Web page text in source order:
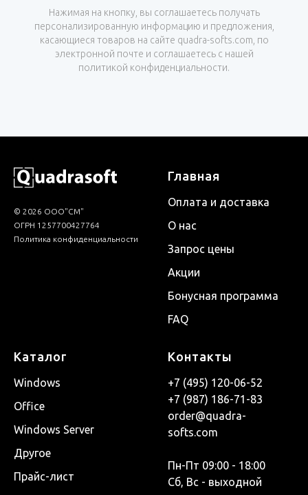
Нажимая на кнопку, вы соглашаетесь получать
персонализированную информацию и предложения,
касающиеся товаров на сайте quadra-softs.com, по
электронной почте и соглашаетесь с нашей
политикой конфиденциальности.
© 2026 ООО"СМ"
ОГРН 1257700427764
Политика конфиденциальности
Главная
Оплата и доставка
О нас
Запрос цены
Акции
Бонусная программа
FAQ
Каталог
Windows
Office
Windows Server
Другое
Прайс-лист
Контакты
+7 (495) 120-06-52
+7 (987) 186-71-83
order@quadra-
softs.com
Пн-Пт 09:00 - 18:00
Сб, Вс - выходной